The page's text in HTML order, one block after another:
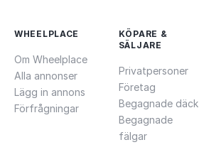
WHEELPLACE
Om Wheelplace
Alla annonser
Lägg in annons
Förfrågningar
KÖPARE &
SÄLJARE
Privatpersoner
Företag
Begagnade däck
Begagnade
fälgar